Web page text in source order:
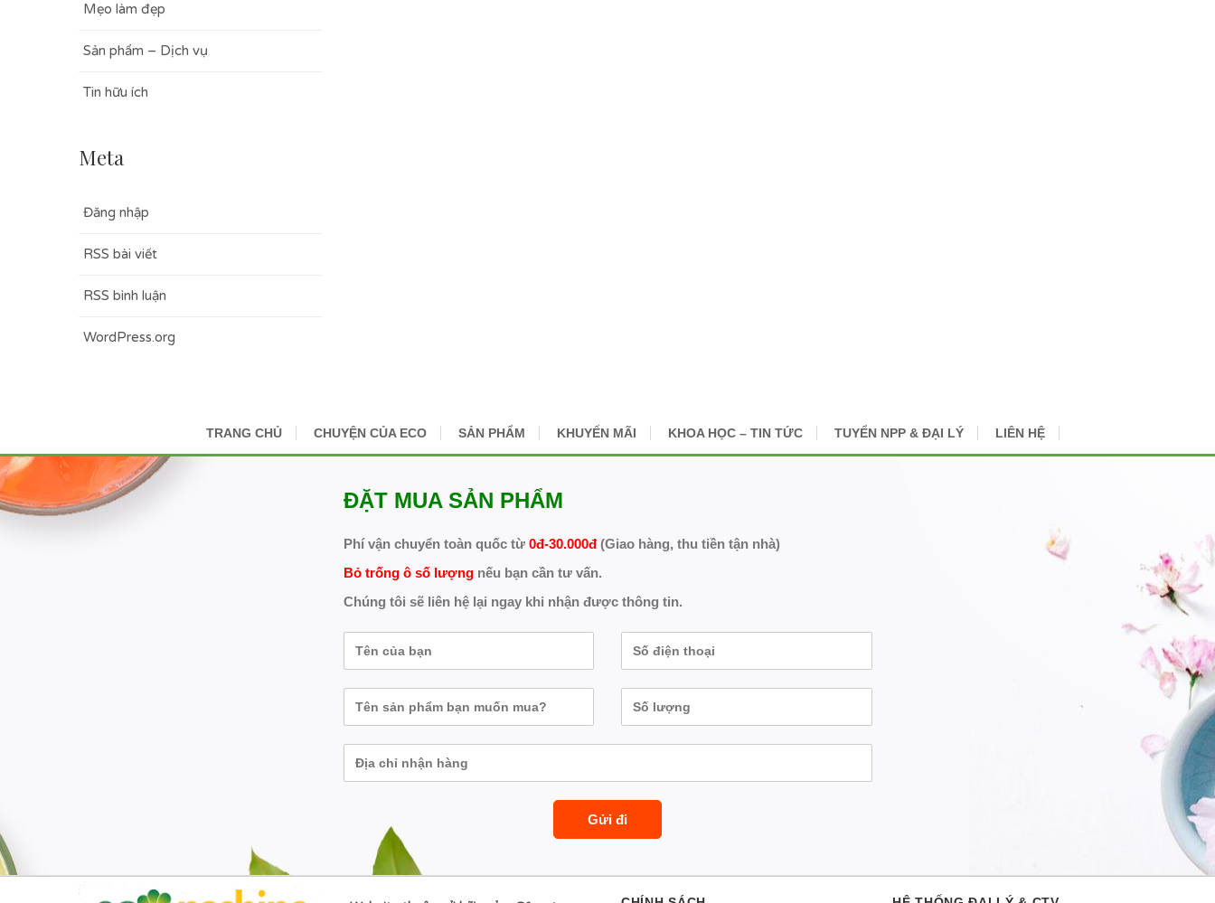
Mẹo làm đẹp
Sản phẩm – Dịch vụ
Tin hữu ích
Meta
Đăng nhập
RSS bài viết
RSS bình luận
WordPress.org
TRANG CHỦ CHUYỆN CỦA ECO SẢN PHẨM KHUYẾN MÃI KHOA HỌC – TIN TỨC TUYỂN NPP & ĐẠI LÝ LIÊN HỆ
ĐẶT MUA SẢN PHẨM
Phí vận chuyển toàn quốc từ 0đ-30.000đ(Giao hàng, thu tiền tận nhà)
Bỏ trống ô số lượngnếu bạn cần tư vấn.
Chúng tôi sẽ liên hệ lại ngay khi nhận được thông tin.